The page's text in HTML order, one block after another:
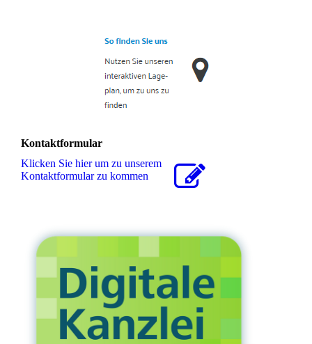
Kontaktformular
Klicken Sie hier um zu unserem
Kon­takt­for­mu­lar zu kommen